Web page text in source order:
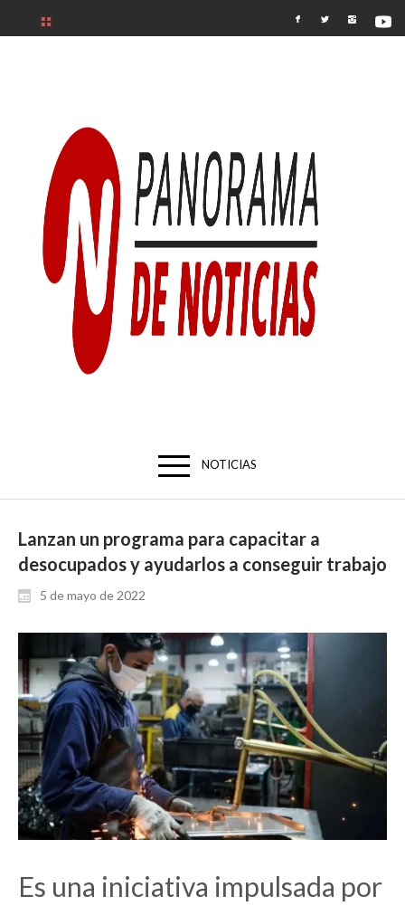
NOTICIAS
Lanzan un programa para capacitar a
desocupados y ayudarlos a conseguir trabajo
5 de mayo de 2022
Es una iniciativa impulsada por